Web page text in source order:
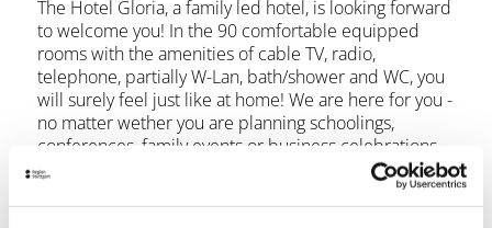
The Hotel Gloria, a family led hotel, is looking forward
to welcome you! In the 90 comfortable equipped
rooms with the amenities of cable TV, radio,
telephone, partially W-Lan, bath/shower and WC, you
will surely feel just like at home! We are here for you -
no matter wether you are planning schoolings,
conferences, family events or business celebrations -
we are greatly prepared! Our hotel is only 10 minutes
walking distance away from the SI-Centrum and only
7 km away from the New Exhibition Center nearby